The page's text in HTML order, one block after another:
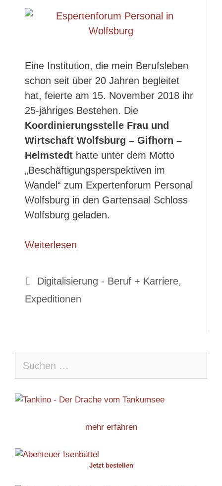
Eine Institution, die mein Berufsleben
schon seit über 20 Jahren begleitet
hat, feierte am 15. November 2018 ihr
25-jähriges Bestehen. Die
Koordinierungsstelle Frau und
Wirtschaft Wolfsburg – Gifhorn –
Helmstedt hatte unter dem Motto
„Beschäftigungsperspektiven im
Wandel“ zum Expertenforum Personal
Wolfsburg in den Gartensaal Schloss
Wolfsburg geladen.
Weiterlesen
Kategorien
Digitalisierung - Beruf + Karriere,
Expeditionen
nach:
mehr erfahren
Jetzt bestellen